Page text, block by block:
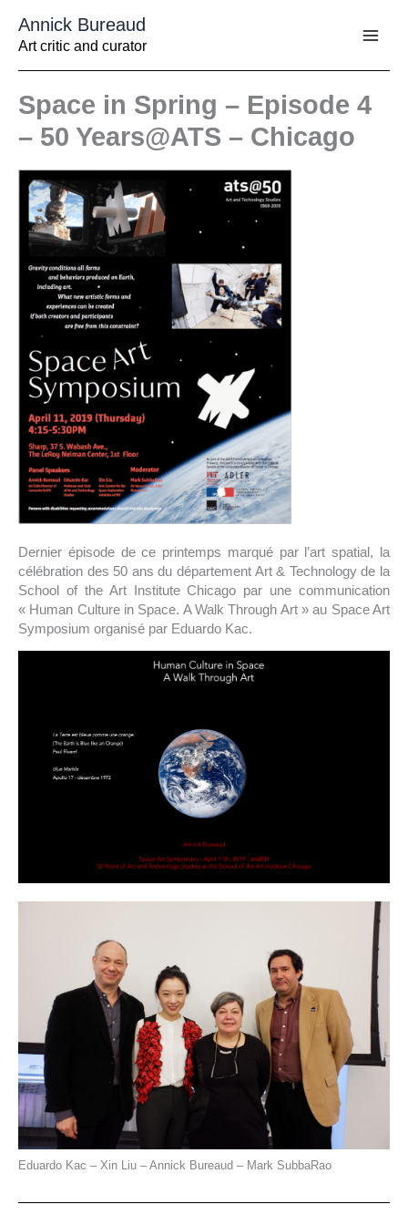
contenu
Annick Bureaud
Art critic and curator
Space in Spring – Episode 4
– 50 Years@ATS – Chicago
Dernier épisode de ce printemps marqué par l’art spatial, la
célébration des 50 ans du département Art & Technology de la
School of the Art Institute Chicago par une communication
« Human Culture in Space. A Walk Through Art » au Space Art
Symposium organisé par Eduardo Kac.
Eduardo Kac – Xin Liu – Annick Bureaud – Mark SubbaRao